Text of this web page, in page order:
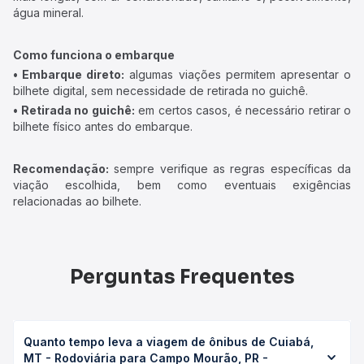
água mineral.
Como funciona o embarque
• Embarque direto: algumas viações permitem apresentar o
bilhete digital, sem necessidade de retirada no guichê.
• Retirada no guichê: em certos casos, é necessário retirar o
bilhete físico antes do embarque.
Recomendação: sempre verifique as regras específicas da
viação escolhida, bem como eventuais exigências
relacionadas ao bilhete.
Perguntas Frequentes
Quanto tempo leva a viagem de ônibus de Cuiabá,
MT - Rodoviária para Campo Mourão, PR -